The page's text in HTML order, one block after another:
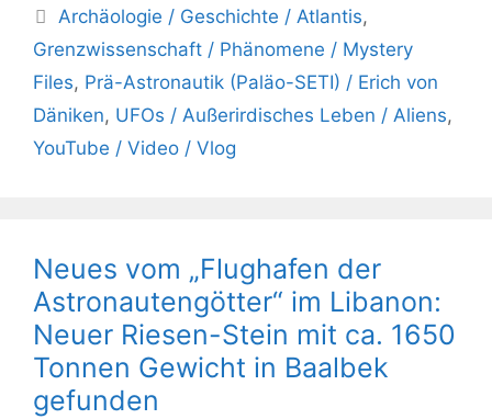
Kategorien
Archäologie / Geschichte / Atlantis,
Grenzwissenschaft / Phänomene / Mystery
Files, Prä-Astronautik (Paläo-SETI) / Erich von
Däniken, UFOs / Außerirdisches Leben / Aliens,
YouTube / Video / Vlog
Neues vom „Flughafen der
Astronautengötter“ im Libanon:
Neuer Riesen-Stein mit ca. 1650
Tonnen Gewicht in Baalbek
gefunden